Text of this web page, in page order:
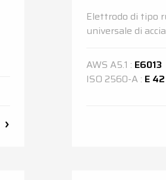
Elettrodo di tipo
universale di
AWS A5.1 : E6013
ISO 2560-A : E